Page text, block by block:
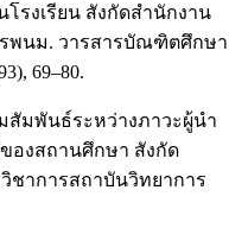
รงเรียน สังกัดสำนักงาน
พนม. วารสารบัณฑิตศึกษา
69–80.
สัมพันธ์ระหว่างภาวะผู้นำ
องสถานศึกษา สังกัด
ชาการสถาบันวิทยาการ